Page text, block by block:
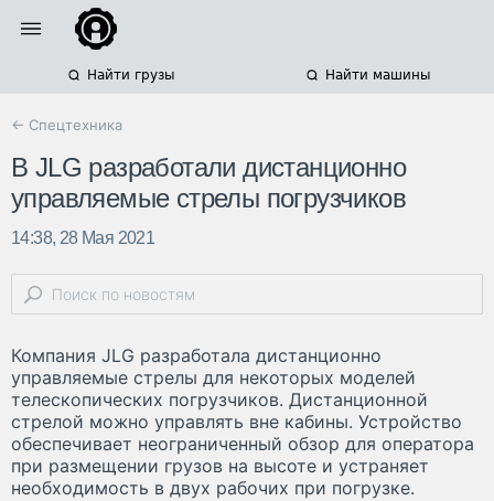
Найти грузы Найти машины
← Спецтехника
В JLG разработали дистанционно
управляемые стрелы погрузчиков
14:38, 28 Мая 2021
Компания JLG разработала дистанционно
управляемые стрелы для некоторых моделей
телескопических погрузчиков. Дистанционной
стрелой можно управлять вне кабины. Устройство
обеспечивает неограниченный обзор для оператора
при размещении грузов на высоте и устраняет
необходимость в двух рабочих при погрузке.